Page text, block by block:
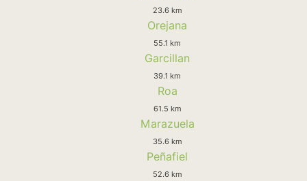
23.6 km
Orejana
55.1 km
Garcillan
39.1 km
Roa
61.5 km
Marazuela
35.6 km
Peñafiel
52.6 km